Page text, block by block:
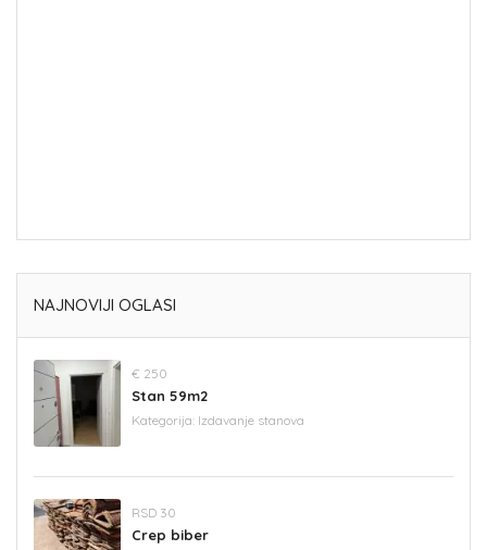
NAJNOVIJI OGLASI
€ 250
Stan 59m2
Kategorija: Izdavanje stanova
RSD 30
Crep biber